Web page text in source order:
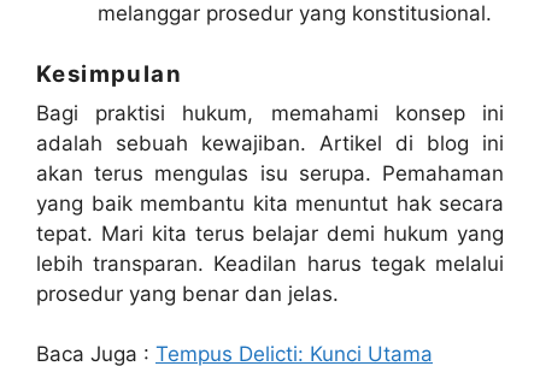
melanggar prosedur yang konstitusional.
Kesimpulan
Bagi praktisi hukum, memahami konsep ini
adalah sebuah kewajiban. Artikel di blog ini
akan terus mengulas isu serupa. Pemahaman
yang baik membantu kita menuntut hak secara
tepat. Mari kita terus belajar demi hukum yang
lebih transparan. Keadilan harus tegak melalui
prosedur yang benar dan jelas.
Baca Juga : Tempus Delicti: Kunci Utama